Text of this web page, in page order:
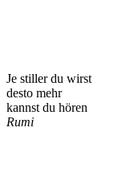
Je stiller du wirst
desto mehr
kannst du hören
Rumi